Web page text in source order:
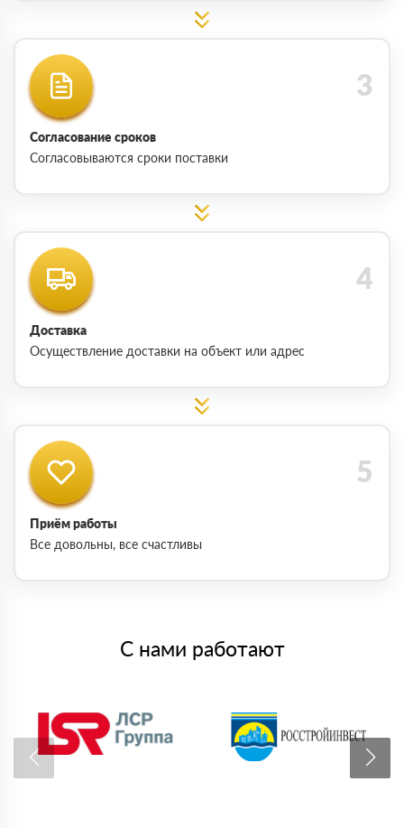
Согласование сроков
Согласовываются сроки поставки
Доставка
Осуществление доставки на объект или адрес
Приём работы
Все довольны, все счастливы
С нами работают